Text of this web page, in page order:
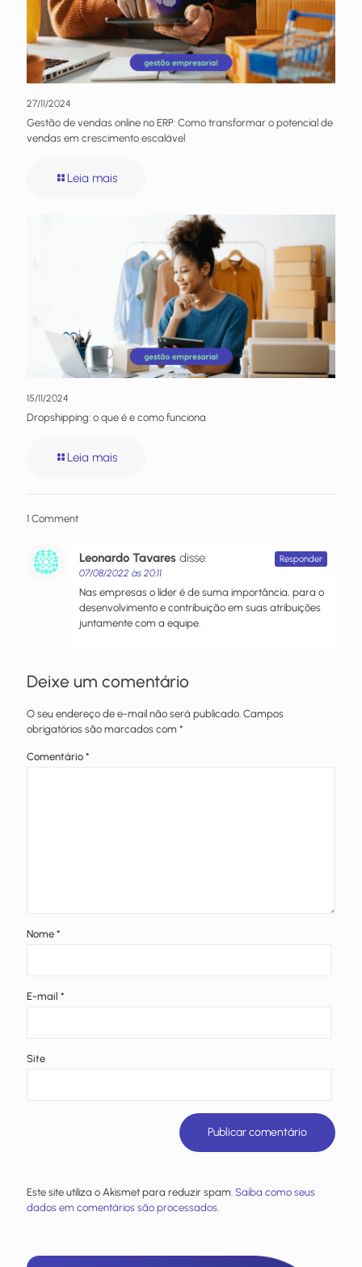
27/11/2024
Gestão de vendas online no ERP: Como transformar o potencial de
vendas em crescimento escalável
Leia mais
15/11/2024
Dropshipping: o que é e como funciona
Leia mais
1 Comment
Leonardo Tavares disse:
07/08/2022 às 20:11
Nas empresas o líder é de suma importância, para o
desenvolvimento e contribuição em suas atribuições
juntamente com a equipe.
Responder
Deixe um comentário
O seu endereço de e-mail não será publicado. Campos
obrigatórios são marcados com *
Comentário *
Nome *
E-mail *
Site
Este site utiliza o Akismet para reduzir spam. Saiba como seus
dados em comentários são processados